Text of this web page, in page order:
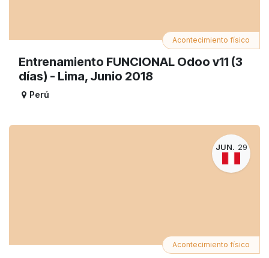
Entrenamiento FUNCIONAL Odoo v11 (3
días) - Lima, Junio 2018
Acontecimiento físico
Perú
JUN. 29
Acontecimiento físico